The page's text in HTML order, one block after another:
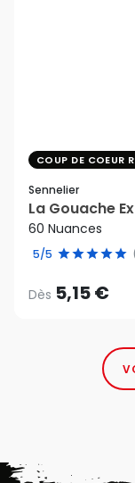
COUP DE COEUR
Sennelier
La Gouache
60 Nuances
5/5
Dès 5,15 €